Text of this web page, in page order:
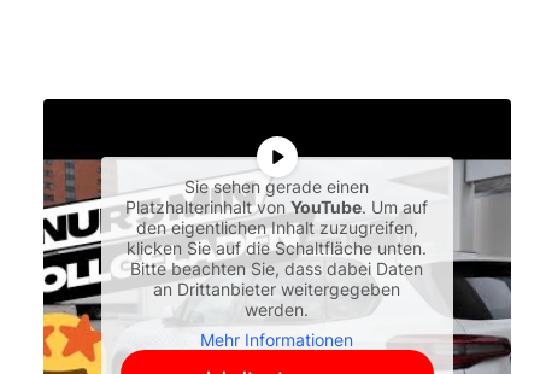
Sie sehen gerade einen
Platzhalterinhalt vonYouTube. Um auf
den eigentlichen Inhalt zuzugreifen,
klicken Sie auf die Schaltfläche unten.
Bitte beachten Sie, dass dabei Daten
an Drittanbieter weitergegeben
werden.
Mehr Informationen